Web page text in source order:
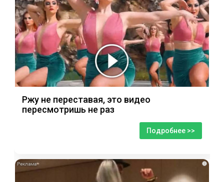
Ржу не переставая, это видео
пересмотришь не раз
Подробнее >>
i